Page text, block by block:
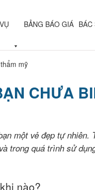
BẢNG BÁO GIÁ BÁC
mỹ
CHƯA
một vẻ đẹp tự
trong quá trình sử
nào?